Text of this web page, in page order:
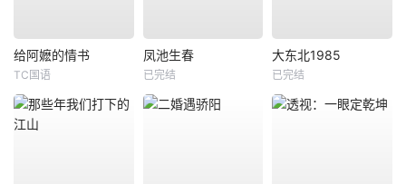
给阿嬷的情书
TC国语
凤池生春
已完结
大东北1985
已完结